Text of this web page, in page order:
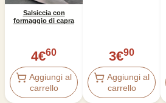
Salsiccia con
formaggio di capra
4€60
Aggiungi al
carrello
3€90
Aggiungi al
carrello